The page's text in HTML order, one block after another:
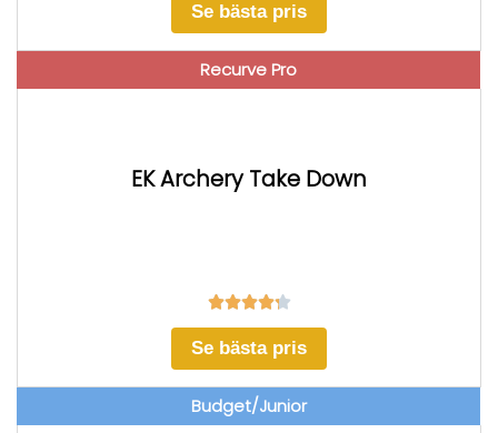
Se bästa pris
Recurve Pro
EK Archery Take Down

Se bästa pris
Budget/Junior